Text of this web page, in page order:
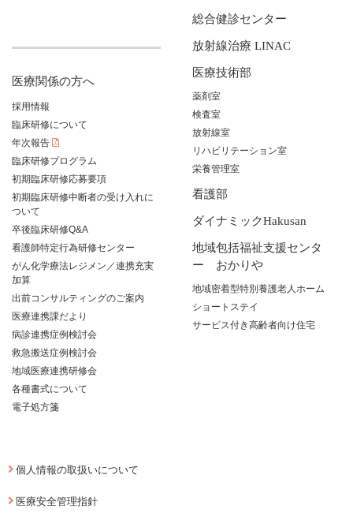
医療関係の方へ
採用情報
臨床研修について
年次報告
臨床研修プログラム
初期臨床研修応募要項
初期臨床研修中断者の受け入れに
ついて
卒後臨床研修Q&A
看護師特定行為研修センター
がん化学療法レジメン／連携充実
加算
出前コンサルティングのご案内
医療連携課だより
病診連携症例検討会
救急搬送症例検討会
地域医療連携研修会
各種書式について
電子処方箋
総合健診センター
放射線治療 LINAC
医療技術部
薬剤室
検査室
放射線室
リハビリテーション室
栄養管理室
看護部
ダイナミックHakusan
地域包括福祉支援センタ
ー おかりや
地域密着型特別養護老人ホーム
ショートステイ
サービス付き高齢者向け住宅
個人情報の取扱いについて
医療安全管理指針